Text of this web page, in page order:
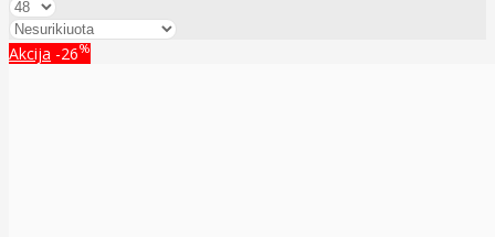
Akcija -26%